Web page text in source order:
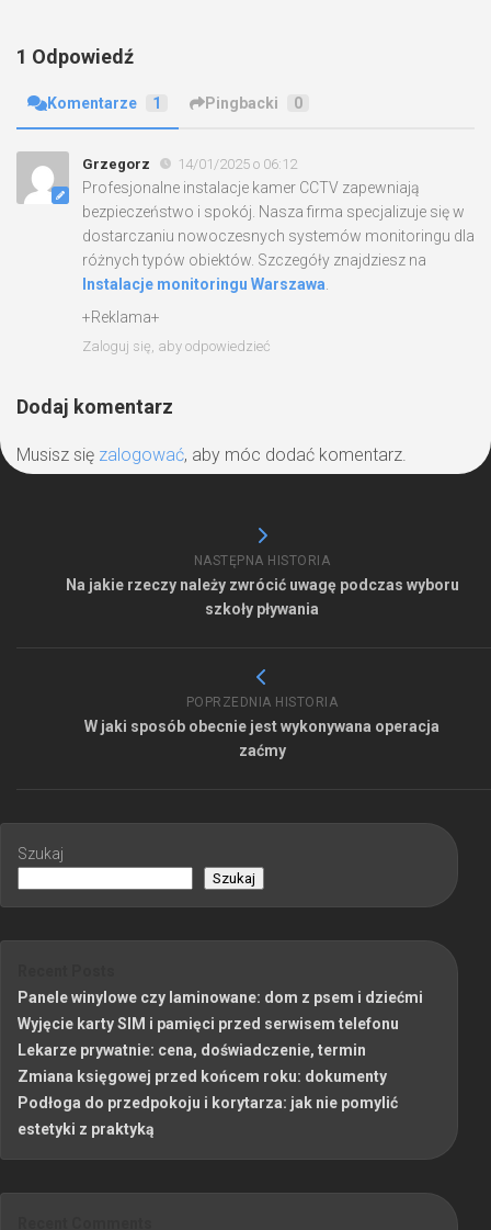
1 Odpowiedź
Komentarze 1 Pingbacki 0
Grzegorz 14/01/2025 o 06:12
Profesjonalne instalacje kamer CCTV zapewniają
bezpieczeństwo i spokój. Nasza firma specjalizuje się w
dostarczaniu nowoczesnych systemów monitoringu dla
różnych typów obiektów. Szczegóły znajdziesz na
Instalacje monitoringu Warszawa.
+Reklama+
Zaloguj się, aby odpowiedzieć
Dodaj komentarz
Musisz się zalogować, aby móc dodać komentarz.
NASTĘPNA HISTORIA
Na jakie rzeczy należy zwrócić uwagę podczas wyboru
szkoły pływania
POPRZEDNIA HISTORIA
W jaki sposób obecnie jest wykonywana operacja
zaćmy
Szukaj
Szukaj
Panele winylowe czy laminowane: dom z psem i dziećmi
Wyjęcie karty SIM i pamięci przed serwisem telefonu
Lekarze prywatnie: cena, doświadczenie, termin
Zmiana księgowej przed końcem roku: dokumenty
Podłoga do przedpokoju i korytarza: jak nie pomylić
estetyki z praktyką